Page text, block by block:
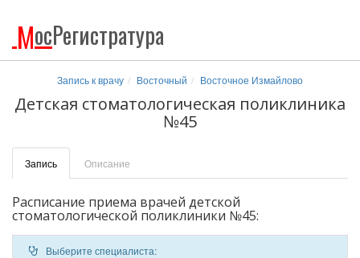
МосРегистратура
Запись к врачу Восточный Восточное Измайлово
Детская стоматологическая поликлиника
№45
Запись Описание
Расписание приема врачей детской
стоматологической поликлиники №45:
Выберите специалиста: